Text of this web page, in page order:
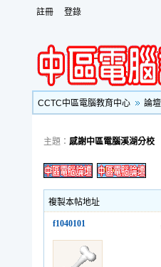
註冊 登錄
CCTC中區電腦教育中心 論壇
主題： 感謝中區電腦溪湖分校
複製本帖地址
f1040101